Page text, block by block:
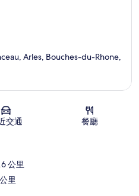
Arles, Bouches-du-Rhone,
交通 餐廳
公里
里